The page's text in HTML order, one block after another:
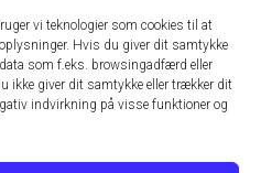
vi teknologier som cookies til at
Hvis du giver dit samtykke
som f.eks. browsingadfærd eller
ikke giver dit samtykke eller trækker dit
indvirkning på visse funktioner og
Glostrup
43 24 26 28